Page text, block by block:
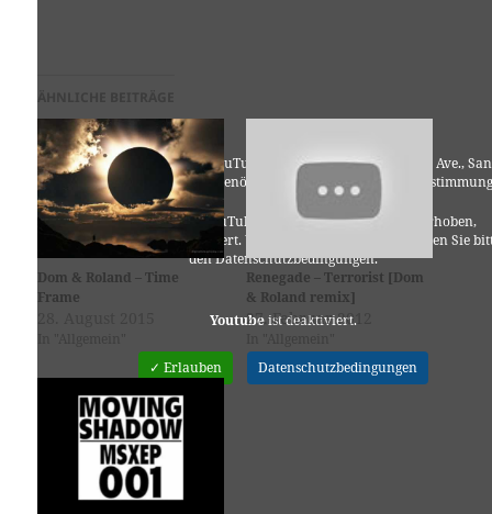
Für die Nutzung von YouTube (YouTube, LLC, 901 Cherry Ave., San
Bruno, CA 94066, USA) benötigen wir laut DSGVO Ihre
Es werden seitens YouTube personenbezogene Daten erhoben,
verarbeitet und gespeichert. Welche Daten genau entnehmen Sie
den Datenschutzbedingungen.
Youtubeist deaktiviert.
✓ Erlauben Datenschutzbedingungen
Dom & Roland – Time
Frame
Renegade – Terrorist [Dom
& Roland remix]
27. Februar 2012